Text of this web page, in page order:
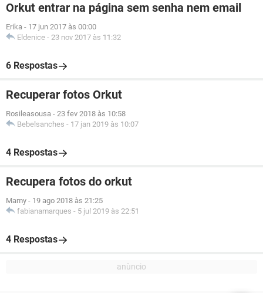
Orkut entrar na página sem senha nem email
Erika - 17 jun 2017 às 00:00
Eldenice - 23 nov 2017 às 11:32
6 Respostas
Recuperar fotos Orkut
Rosileasousa - 23 fev 2018 às 10:58
Bebelsanches - 17 jan 2019 às 10:07
4 Respostas
Recupera fotos do orkut
Mamy - 19 ago 2018 às 21:25
fabianamarques - 5 jul 2019 às 22:51
4 Respostas